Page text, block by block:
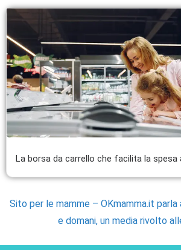
La borsa da carrello che facilita la spesa
Sito per le mamme – OKmamma.it parla
e domani, un media rivolto